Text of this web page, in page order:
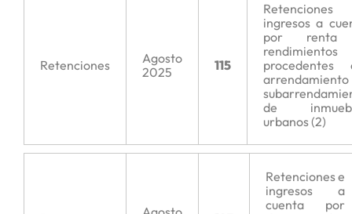
Retenciones
Agosto
2025
115
ingresos a
por
rendimientos
procedentes
de
urbanos (2)
Retenciones e
ingresos a
cuenta por